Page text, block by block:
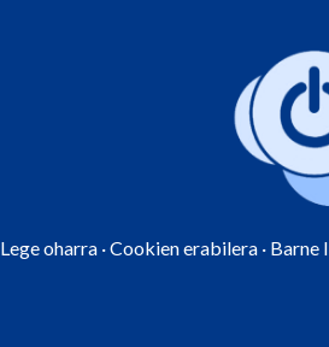
Lege oharra ·Cookien erabilera · Barne